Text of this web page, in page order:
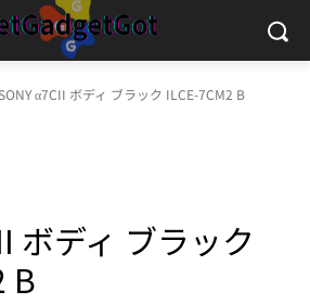
SONY α7CII ボディ ブラック ILCE-7CM2 B
ボディ ブラック
B